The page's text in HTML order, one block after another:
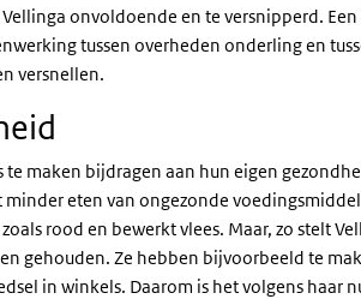
onvoldoende en te versnipperd.
tussen overheden onderling en
versnellen.
maken bijdragen aan hun eigen
eten van ongezonde
rood en bewerkt vlees. Maar, zo stelt
gehouden. Ze hebben bijvoorbeeld te
in winkels. Daarom is het volgens haar